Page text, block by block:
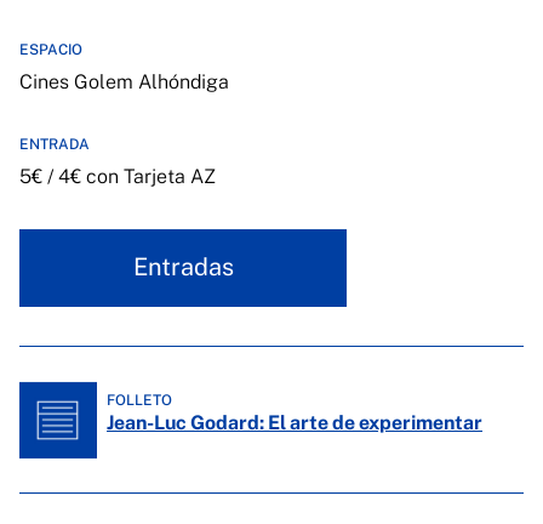
ESPACIO
Cines Golem Alhóndiga
ENTRADA
5€ / 4€ con Tarjeta AZ
Entradas
FOLLETO
Jean-Luc Godard: El arte de experimentar